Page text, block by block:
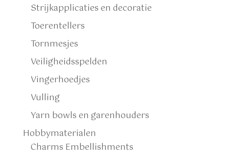
Strijkapplicaties en decoratie
Toerentellers
Tornmesjes
Veiligheidsspelden
Vingerhoedjes
Vulling
Yarn bowls en garenhouders
Hobbymaterialen
Charms Embellishments